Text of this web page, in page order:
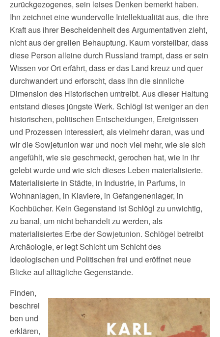
zurückgezogenes, sein leises Denken bemerkt haben.
Ihn zeichnet eine wundervolle Intellektualität aus, die ihre
Kraft aus ihrer Bescheidenheit des Argumentativen zieht,
nicht aus der grellen Behauptung. Kaum vorstellbar, dass
diese Person alleine durch Russland trampt, dass er sein
Wissen vor Ort erfährt, dass er das Land kreuz und quer
durchwandert und erforscht, dass ihn die sinnliche
Dimension des Historischen umtreibt. Aus dieser Haltung
entstand dieses jüngste Werk. Schlögl ist weniger an den
historischen, politischen Entscheidungen, Ereignissen
und Prozessen interessiert, als vielmehr daran, was und
wir die Sowjetunion war und noch viel mehr, wie sie sich
angefühlt, wie sie geschmeckt, gerochen hat, wie in ihr
gelebt wurde und wie sich dieses Leben materialisierte.
Materialisierte in Städte, in Industrie, in Parfums, in
Wohnanlagen, in Klaviere, in Gefangenenlager, in
Kochbücher. Kein Gegenstand ist Schlögl zu unwichtig,
zu banal, um nicht behandelt zu werden, als
materialisiertes Erbe der Sowjetunion. Schlögel betreibt
Archäologie, er legt Schicht um Schicht des
Ideologischen und Politischen frei und eröffnet neue
Blicke auf alltägliche Gegenstände.
Finden,
beschrei
ben und
erklären,